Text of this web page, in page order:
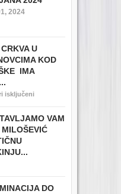
2024
U
KOD
IMA
isključeni
VAM
MILOŠEVIĆ
DO